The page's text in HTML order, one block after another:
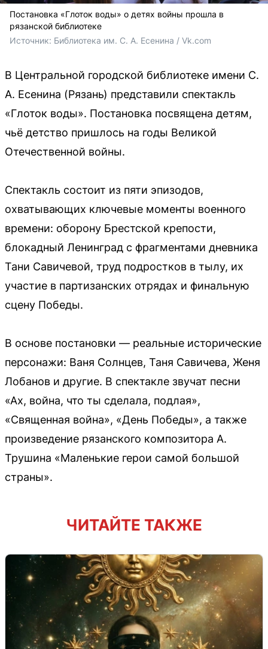
Постановка «Глоток воды» о детях войны прошла в
рязанской библиотеке
Источник: Библиотека им. С. А. Есенина / Vk.com
В Центральной городской библиотеке имени С.
А. Есенина (Рязань) представили спектакль
«Глоток воды». Постановка посвящена детям,
чьё детство пришлось на годы Великой
Отечественной войны.
Спектакль состоит из пяти эпизодов,
охватывающих ключевые моменты военного
времени: оборону Брестской крепости,
блокадный Ленинград с фрагментами дневника
Тани Савичевой, труд подростков в тылу, их
участие в партизанских отрядах и финальную
сцену Победы.
В основе постановки — реальные исторические
персонажи: Ваня Солнцев, Таня Савичева, Женя
Лобанов и другие. В спектакле звучат песни
«Ах, война, что ты сделала, подлая»,
«Священная война», «День Победы», а также
произведение рязанского композитора А.
Трушина «Маленькие герои самой большой
страны».
ЧИТАЙТЕ ТАКЖЕ